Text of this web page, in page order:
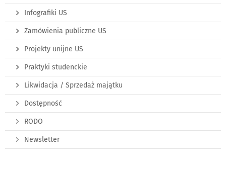
Infografiki US
Zamówienia publiczne US
Projekty unijne US
Praktyki studenckie
Likwidacja / Sprzedaż majątku
Dostępność
RODO
Newsletter